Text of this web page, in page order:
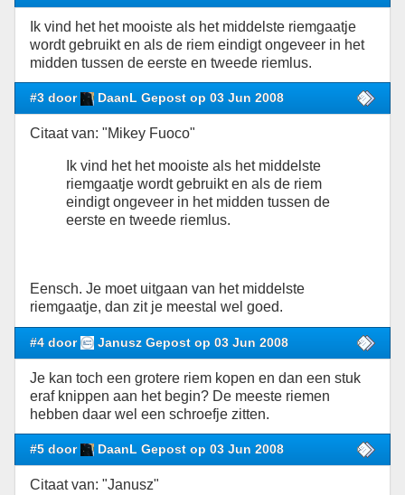
Ik vind het het mooiste als het middelste riemgaatje
wordt gebruikt en als de riem eindigt ongeveer in het
midden tussen de eerste en tweede riemlus.
#3 door DaanL Gepost op 03 Jun 2008
Citaat van: "Mikey Fuoco"
Ik vind het het mooiste als het middelste
riemgaatje wordt gebruikt en als de riem
eindigt ongeveer in het midden tussen de
eerste en tweede riemlus.
Eensch. Je moet uitgaan van het middelste
riemgaatje, dan zit je meestal wel goed.
#4 door Janusz Gepost op 03 Jun 2008
Je kan toch een grotere riem kopen en dan een stuk
eraf knippen aan het begin? De meeste riemen
hebben daar wel een schroefje zitten.
#5 door DaanL Gepost op 03 Jun 2008
Citaat van: "Janusz"